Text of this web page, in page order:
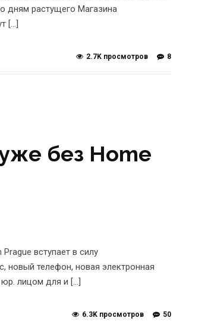
дням растущего Магазина
[…]
8
2.7K просмотров
без Home
вступает в силу
новый телефон, новая электронная
лицом для и […]
50
6.3K просмотров